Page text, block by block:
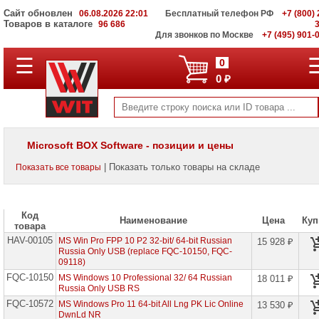
Сайт обновлен 06.08.2026 22:01
Товаров в каталоге 96 686
Бесплатный телефон РФ
+7 (800)
Для звонков по Москве
+7 (495) 901-
ПОЛНЫЙ
КАТАЛОГ
Корпоративные
серверы
WIT
Системы
данных
Мониторы
и
Проекторы
и
лампы
☰ 0
0 ₽
Microsoft BOX Software - позиции и цены
Показать все товары | Показать только товары на складе
Код
товара
Наименование Цена
HAV-00105
MS Win Pro FPP 10 P2 32-bit/ 64-bit Russian
Russia Only USB (replace FQC-10150, FQC-
09118)
15 928 ₽
FQC-10150
MS Windows 10 Professional 32/ 64 Russian
Russia Only USB RS
18 011 ₽
FQC-10572
MS Windows Pro 11 64-bit All Lng PK Lic Online
DwnLd NR
13 530 ₽